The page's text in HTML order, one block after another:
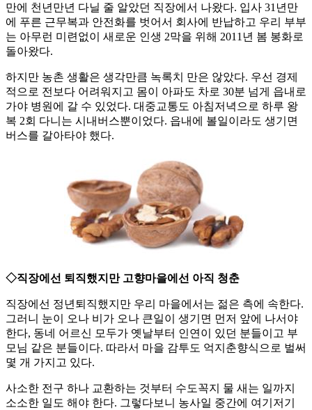
만에 천년만년 다닐 줄 알았던 직장에서 나왔다. 입사 31년만
에 푸른 근무복과 안전화를 벗어서 회사에 반납하고 우리 부부
는 아무런 미련없이 새로운 인생 2막을 위해 2011년 봄 봉화로
돌아왔다.
하지만 농촌 생활은 생각만큼 녹록치 만은 않았다. 우선 경제
적으로 전보다 어려워지고 몸이 아파도 차로 30분 넘게 읍내로
가야 병원에 갈 수 있었다. 대중교통도 아침저녁으로 하루 왕
복 2회 다니는 시내버스뿐이었다. 읍내에 볼일이라도 생기면
버스를 갈아타야 했다.
◇직장에선 퇴직했지만 고향마을에선 아직 청춘
직장에선 정년퇴직했지만 우리 마을에서는 젊은 측에 속한다.
그러니 눈이 오나 비가 오나 큰일이 생기면 먼저 앞에 나서야
한다, 동네 어르신 모두가 옛날부터 인연이 있던 분들이고 부
모님 같은 분들이다. 따라서 마을 감투도 억지춘향식으로 벌써
몇 개 가지고 있다.
사소한 전구 하나 교환하는 것부터 수도꼭지 물 새는 일까지
소소한 일도 해야 한다. 그렇다보니 농사일 중간에 여기저기